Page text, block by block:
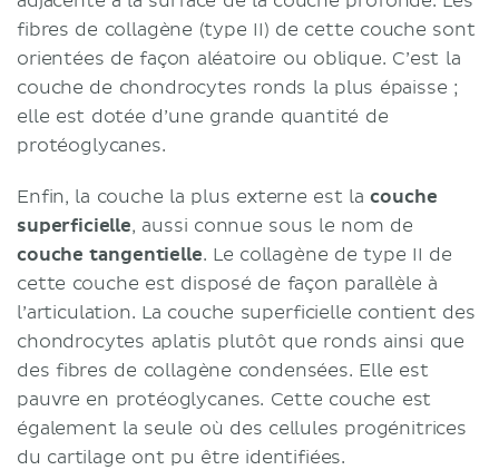
fibres de collagène (type II) de cette couche sont
orientées de façon aléatoire ou oblique. C’est la
couche de chondrocytes ronds la plus épaisse ;
elle est dotée d’une grande quantité de
protéoglycanes.
Enfin, la couche la plus externe est lacouche
superficielle, aussi connue sous le nom de
couche tangentielle. Le collagène de type II de
cette couche est disposé de façon parallèle à
l’articulation. La couche superficielle contient des
chondrocytes aplatis plutôt que ronds ainsi que
des fibres de collagène condensées. Elle est
pauvre en protéoglycanes. Cette couche est
également la seule où des cellules progénitrices
du cartilage ont pu être identifiées.